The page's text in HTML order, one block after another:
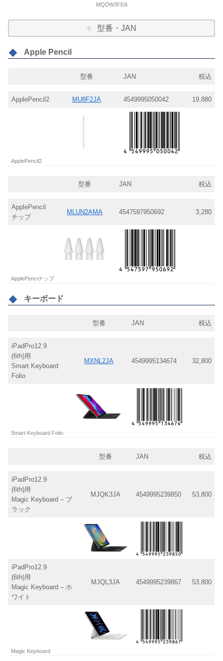
MQDW3FEA
型番・JAN
Apple Pencil
型番 JAN 税込
ApplePencil2 MU8F2JA 4549995050042 19,880
ApplePencil2
型番 JAN 税込
ApplePencil
チップ
MLUN2AMA 4547597950692 3,280
ApplePenciチップ
キーボード
型番 JAN 税込
iPadPro12.9
(6th)用
Smart Keyboard
Folio
MXNL2JA 4549995134674 32,800
Smart Keyboard Folio
型番 JAN 税込
iPadPro12.9
(6th)用
Magic Keyboard – ブ
ラック
MJQK3JA 4549995239850 53,800
iPadPro12.9
(6th)用
Magic Keyboard – ホ
ワイト
MJQL3JA 4549995239867 53,800
Magic Keyboard